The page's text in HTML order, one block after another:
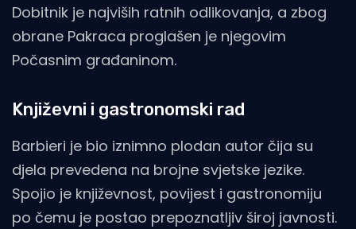
Dobitnik je najviših ratnih odlikovanja, a zbog
obrane Pakraca proglašen je njegovim
Počasnim građaninom.
Književni i gastronomski rad
Barbieri je bio iznimno plodan autor čija su
djela prevedena na brojne svjetske jezike.
Spojio je književnost, povijest i gastronomiju
po čemu je postao prepoznatljiv široj javnosti.